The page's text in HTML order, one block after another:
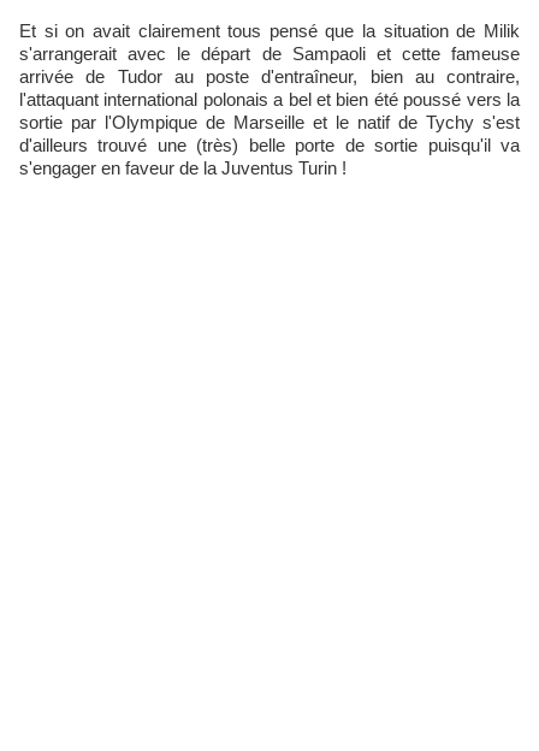
Et si on avait clairement tous pensé que la situation de Milik
s'arrangerait avec le départ de Sampaoli et cette fameuse
arrivée de Tudor au poste d'entraîneur, bien au contraire,
l'attaquant international polonais a bel et bien été poussé vers la
sortie par l'Olympique de Marseille et le natif de Tychy s'est
d'ailleurs trouvé une (très) belle porte de sortie puisqu'il va
s'engager en faveur de la Juventus Turin !